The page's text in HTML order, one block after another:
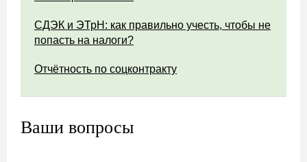
СДЭК и ЭТрН: как правильно учесть, чтобы не
попасть на налоги?
Отчётность по соцконтракту
Ваши вопросы